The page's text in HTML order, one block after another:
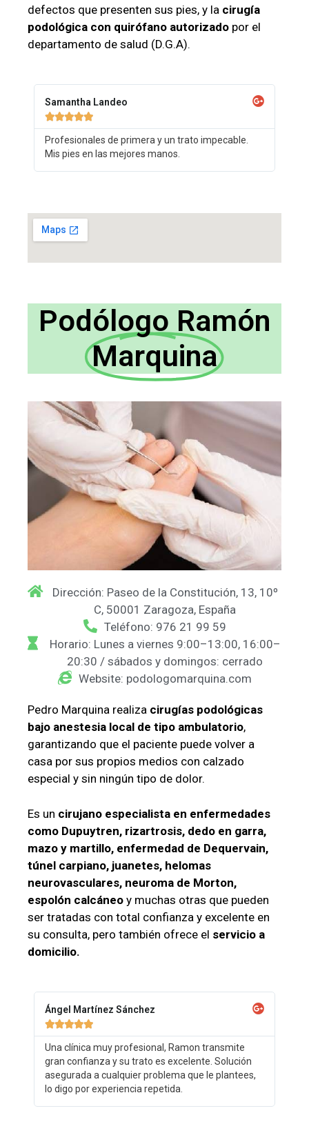
defectos que presenten sus pies, y la cirugía
podológica con quirófano autorizado por el
departamento de salud (D.G.A).
Samantha Landeo

Profesionales de primera y un trato impecable.
Mis pies en las mejores manos.
Podólogo Ramón
Marquina
Dirección: Paseo de la Constitución, 13, 10º
C, 50001 Zaragoza, España
Teléfono: 976 21 99 59
Horario: Lunes a viernes 9:00–13:00, 16:00–
20:30 / sábados y domingos: cerrado
Website: podologomarquina.com
Pedro Marquina realiza cirugías podológicas
bajo anestesia local de tipo ambulatorio,
garantizando que el paciente puede volver a
casa por sus propios medios con calzado
especial y sin ningún tipo de dolor.
Es un cirujano especialista en enfermedades
como Dupuytren, rizartrosis, dedo en garra,
mazo y martillo, enfermedad de Dequervain,
túnel carpiano, juanetes, helomas
neurovasculares, neuroma de Morton,
espolón calcáneo y muchas otras que pueden
ser tratadas con total confianza y excelente en
su consulta, pero también ofrece el servicio a
domicilio.
Ángel Martínez Sánchez

Una clínica muy profesional, Ramon transmite
gran confianza y su trato es excelente. Solución
asegurada a cualquier problema que le plantees,
lo digo por experiencia repetida.